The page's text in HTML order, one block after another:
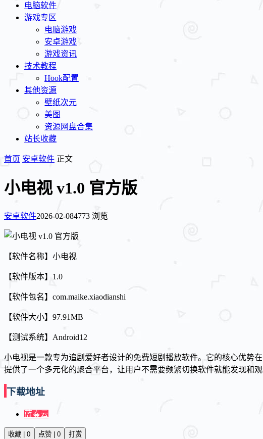
电脑软件
游戏专区
电脑游戏
安卓游戏
游戏资讯
技术教程
Hook配置
其他资源
壁纸次元
美图
资源网盘合集
站长收藏
首页 安卓软件 正文
小电视 v1.0 官方版
安卓软件2026-02-084773 浏览
【软件名称】小电视
【软件版本】1.0
【软件包名】com.maike.xiaodianshi
【软件大小】97.91MB
【测试系统】Android12
小电视是一款专为追剧爱好者设计的免费短剧播放软件。它的核心优势
提供了一个多元化的聚合平台，让用户不需要频繁切换软件就能发现和观
下载地址
蓝奏云
收藏 | 0 点赞 | 0 打赏